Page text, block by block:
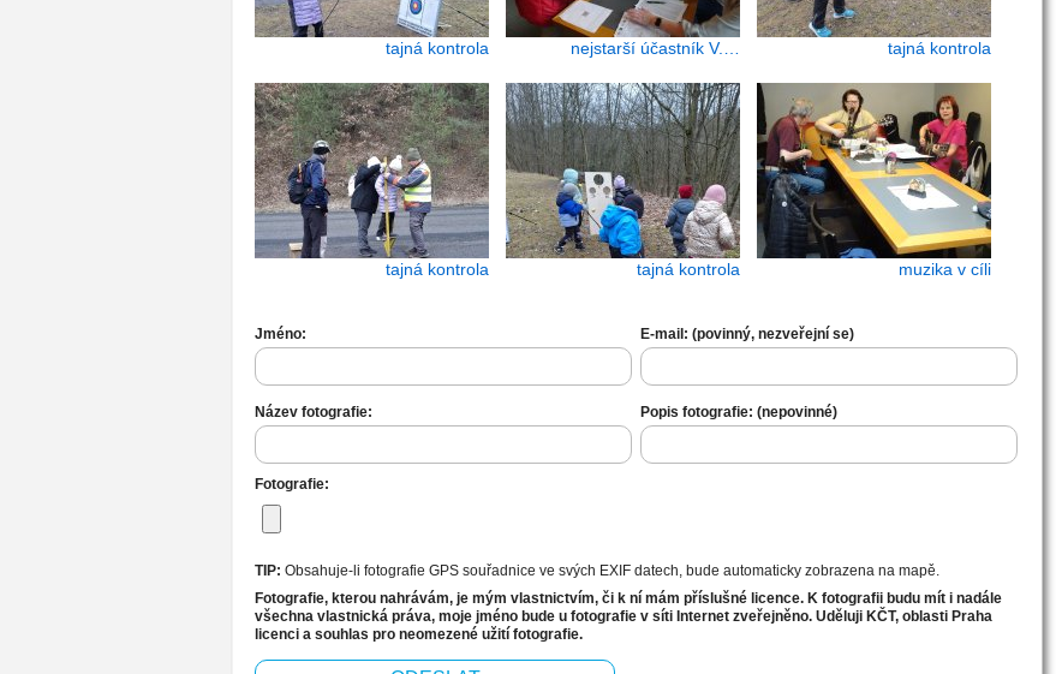
tajná kontrola nejstarší účastník V.… tajná kontrola
tajná kontrola tajná kontrola muzika v cíli
Jméno: E-mail: (povinný, nezveřejní se)
Název fotografie: Popis fotografie: (nepovinné)
Fotografie:
TIP: Obsahuje-li fotografie GPS souřadnice ve svých EXIF datech, bude automaticky zobrazena na mapě.
Fotografie, kterou nahrávám, je mým vlastnictvím, či k ní mám příslušné licence. K fotografii budu mít i nadále
všechna vlastnická práva, moje jméno bude u fotografie v síti Internet zveřejněno. Uděluji KČT, oblasti Praha
licenci a souhlas pro neomezené užití fotografie.